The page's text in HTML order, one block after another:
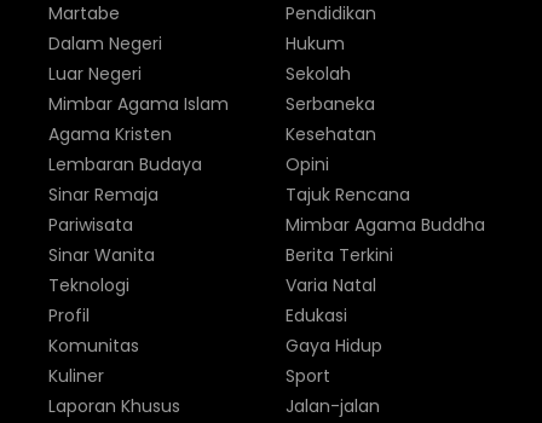
Martabe
Dalam Negeri
Luar Negeri
Pendidikan
Hukum
Sekolah
Mimbar Agama Islam
Agama Kristen
Lembaran Budaya
Sinar Remaja
Pariwisata
Sinar Wanita
Serbaneka
Kesehatan
Opini
Tajuk Rencana
Mimbar Agama Buddha
Berita Terkini
Teknologi
Profil
Komunitas
Kuliner
Laporan Khusus
Varia Natal
Edukasi
Gaya Hidup
Sport
Jalan-jalan